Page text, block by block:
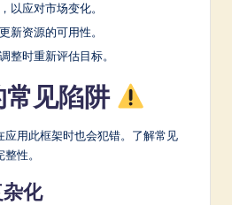
以应对市场变化。
新资源的可用性。
整时重新评估目标。
常见陷阱
应用此框架时也会犯错。了解常见
性。
化